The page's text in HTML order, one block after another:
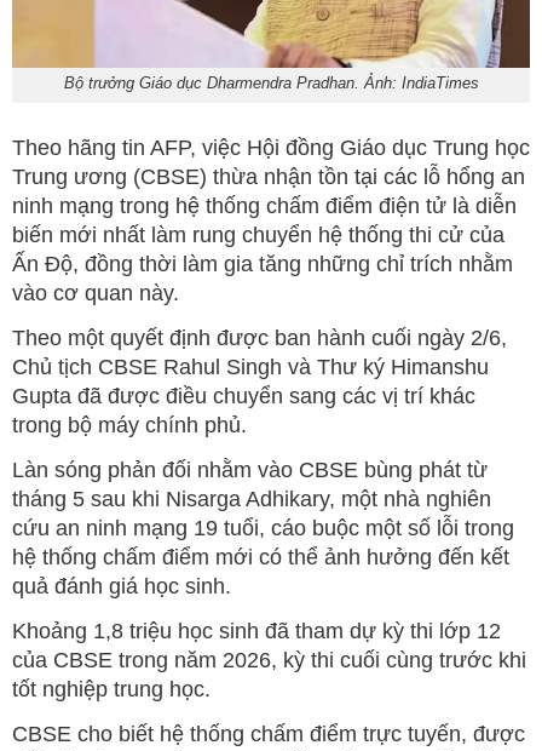
Bộ trưởng Giáo dục Dharmendra Pradhan. Ảnh: IndiaTimes
Theo hãng tin AFP, việc Hội đồng Giáo dục Trung học
Trung ương (CBSE) thừa nhận tồn tại các lỗ hổng an
ninh mạng trong hệ thống chấm điểm điện tử là diễn
biến mới nhất làm rung chuyển hệ thống thi cử của
Ấn Độ, đồng thời làm gia tăng những chỉ trích nhằm
vào cơ quan này.
Theo một quyết định được ban hành cuối ngày 2/6,
Chủ tịch CBSE Rahul Singh và Thư ký Himanshu
Gupta đã được điều chuyển sang các vị trí khác
trong bộ máy chính phủ.
Làn sóng phản đối nhằm vào CBSE bùng phát từ
tháng 5 sau khi Nisarga Adhikary, một nhà nghiên
cứu an ninh mạng 19 tuổi, cáo buộc một số lỗi trong
hệ thống chấm điểm mới có thể ảnh hưởng đến kết
quả đánh giá học sinh.
Khoảng 1,8 triệu học sinh đã tham dự kỳ thi lớp 12
của CBSE trong năm 2026, kỳ thi cuối cùng trước khi
tốt nghiệp trung học.
CBSE cho biết hệ thống chấm điểm trực tuyến, được